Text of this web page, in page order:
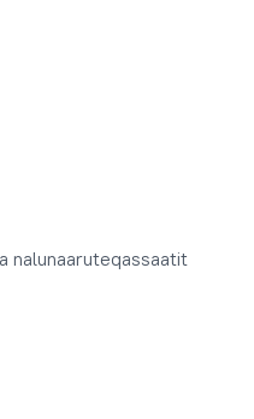
nalunaaruteqassaatit